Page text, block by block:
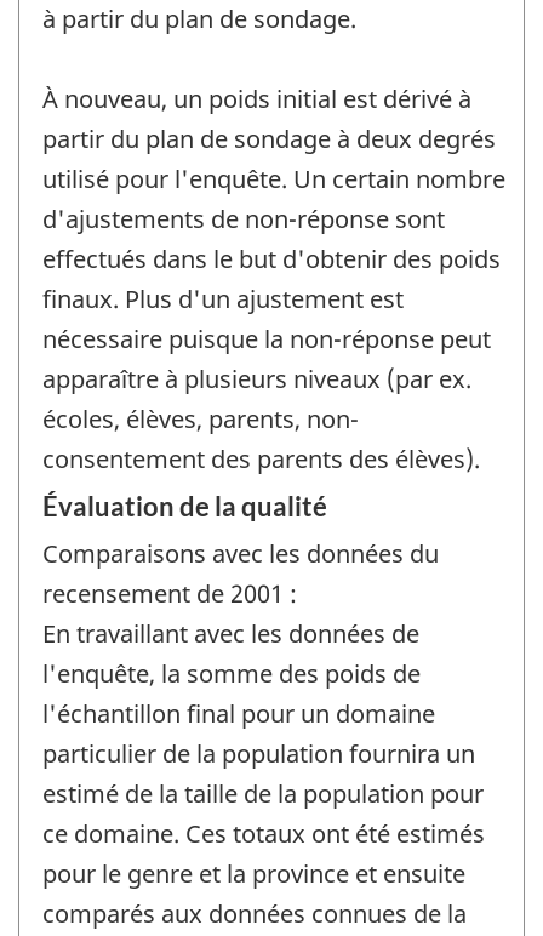
à partir du plan de sondage.
À nouveau, un poids initial est dérivé à
partir du plan de sondage à deux degrés
utilisé pour l'enquête. Un certain nombre
d'ajustements de non-réponse sont
effectués dans le but d'obtenir des poids
finaux. Plus d'un ajustement est
nécessaire puisque la non-réponse peut
apparaître à plusieurs niveaux (par ex.
écoles, élèves, parents, non-
consentement des parents des élèves).
Évaluation de la qualité
Comparaisons avec les données du
recensement de 2001 :
En travaillant avec les données de
l'enquête, la somme des poids de
l'échantillon final pour un domaine
particulier de la population fournira un
estimé de la taille de la population pour
ce domaine. Ces totaux ont été estimés
pour le genre et la province et ensuite
comparés aux données connues de la